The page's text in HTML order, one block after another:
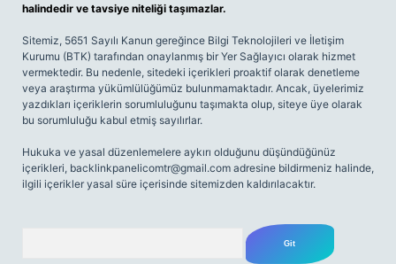
halindedir ve tavsiye niteliği taşımazlar.
Sitemiz, 5651 Sayılı Kanun gereğince Bilgi Teknolojileri ve İletişim
Kurumu (BTK) tarafından onaylanmış bir Yer Sağlayıcı olarak hizmet
vermektedir. Bu nedenle, sitedeki içerikleri proaktif olarak denetleme
veya araştırma yükümlülüğümüz bulunmamaktadır. Ancak, üyelerimiz
yazdıkları içeriklerin sorumluluğunu taşımakta olup, siteye üye olarak
bu sorumluluğu kabul etmiş sayılırlar.
Hukuka ve yasal düzenlemelere aykırı olduğunu düşündüğünüz
içerikleri, backlinkpanelicomtr@gmail.com adresine bildirmeniz halinde,
ilgili içerikler yasal süre içerisinde sitemizden kaldırılacaktır.